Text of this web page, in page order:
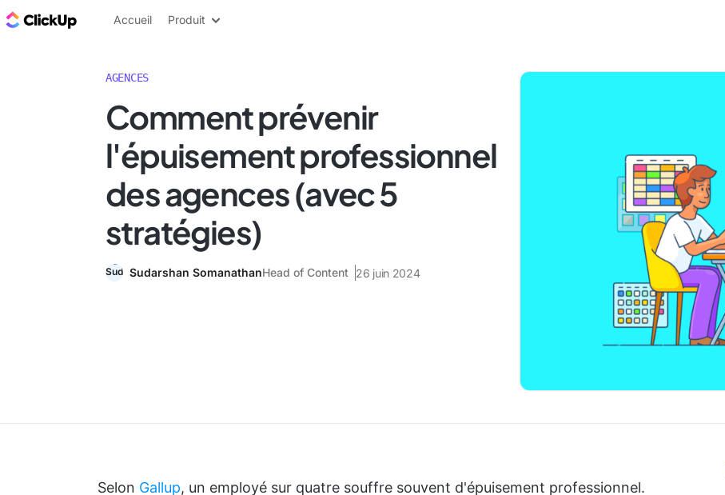
ClickUp Blog
Accueil Produit
AGENCES
Comment prévenir
l'épuisement professionnel
des agences (avec 5
stratégies)
Sudarshan SomanathanHead of Content 26 juin 2024
Selon Gallup, un employé sur quatre souffre souvent d'épuisement professionnel.